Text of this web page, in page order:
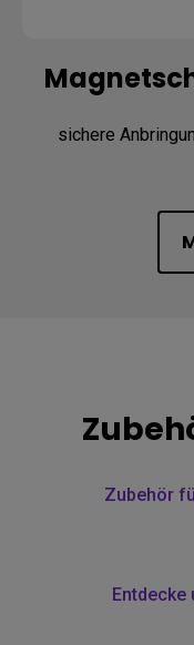
sichere
Zubehör
Entdecke